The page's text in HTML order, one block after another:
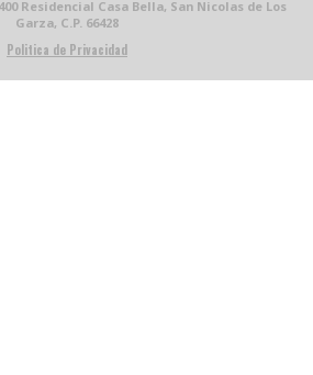
Residencial Casa Bella, San Nicolas de Los
Garza, C.P. 66428
Politica de Privacidad